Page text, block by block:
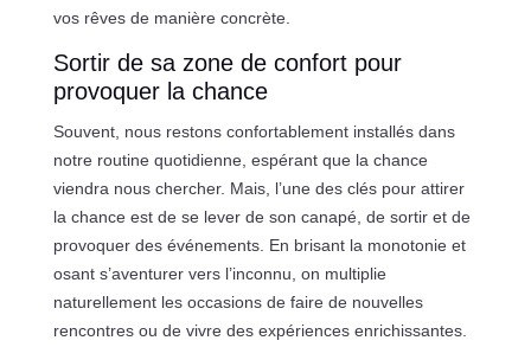
vos rêves de manière concrète.
Sortir de sa zone de confort pour
provoquer la chance
Souvent, nous restons confortablement installés dans
notre routine quotidienne, espérant que la chance
viendra nous chercher. Mais, l’une des clés pour attirer
la chance est de se lever de son canapé, de sortir et de
provoquer des événements. En brisant la monotonie et
osant s’aventurer vers l’inconnu, on multiplie
naturellement les occasions de faire de nouvelles
rencontres ou de vivre des expériences enrichissantes.